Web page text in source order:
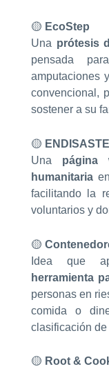
🟡 EcoStep
Una prótesis
pensada
amputaciones
convencional,
sostener a su
🟡
Una página
humanitariaen
facilitando la
voluntarios y
🟡
Idea que
herramienta
personas en
comida o
clasificación de
🟡 Root &